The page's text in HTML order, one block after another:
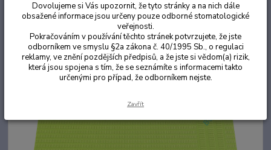
Roušky/ rouška (bryndáky)
limetková 500ks
Akce
Dovolujeme si Vás upozornit, že tyto stránky a na nich dále
obsažené informace jsou určeny pouze odborné stomatologické
veřejnosti.
Pokračováním v používání těchto stránek potvrzujete, že jste
odborníkem ve smyslu §2a zákona č. 40/1995 Sb., o regulaci
reklamy, ve znění pozdějších předpisů, a že jste si vědom(a) rizik,
která jsou spojena s tím, že se seznámíte s informacemi takto
určenými pro případ, že odborníkem nejste.
Zavřít